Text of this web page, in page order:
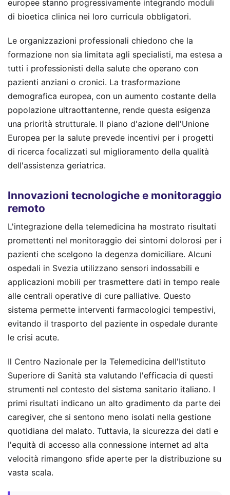
europee stanno progressivamente integrando moduli
di bioetica clinica nei loro curricula obbligatori.
Le organizzazioni professionali chiedono che la
formazione non sia limitata agli specialisti, ma estesa a
tutti i professionisti della salute che operano con
pazienti anziani o cronici. La trasformazione
demografica europea, con un aumento costante della
popolazione ultraottantenne, rende questa esigenza
una priorità strutturale. Il piano d'azione dell'Unione
Europea per la salute prevede incentivi per i progetti
di ricerca focalizzati sul miglioramento della qualità
dell'assistenza geriatrica.
Innovazioni tecnologiche e monitoraggio
remoto
L'integrazione della telemedicina ha mostrato risultati
promettenti nel monitoraggio dei sintomi dolorosi per i
pazienti che scelgono la degenza domiciliare. Alcuni
ospedali in Svezia utilizzano sensori indossabili e
applicazioni mobili per trasmettere dati in tempo reale
alle centrali operative di cure palliative. Questo
sistema permette interventi farmacologici tempestivi,
evitando il trasporto del paziente in ospedale durante
le crisi acute.
Il Centro Nazionale per la Telemedicina dell'Istituto
Superiore di Sanità sta valutando l'efficacia di questi
strumenti nel contesto del sistema sanitario italiano. I
primi risultati indicano un alto gradimento da parte dei
caregiver, che si sentono meno isolati nella gestione
quotidiana del malato. Tuttavia, la sicurezza dei dati e
l'equità di accesso alla connessione internet ad alta
velocità rimangono sfide aperte per la distribuzione su
vasta scala.